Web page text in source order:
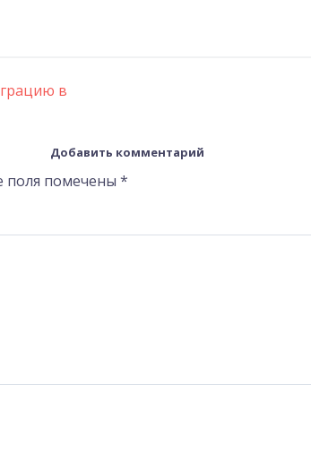
в
Добавить комментарий
поля помечены *